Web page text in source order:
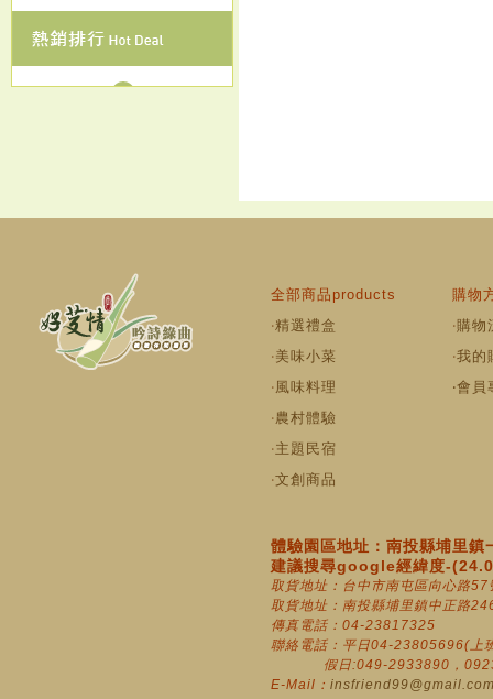
創意造紙
全部商品products
購物
‧精選禮盒
‧美味小菜
‧風味料理
‧農村體驗
‧主題民宿
‧文創商品
‧購物
‧我的
‧會員
體驗園區地址：南投縣埔里
建議搜尋google經緯度-
取貨地址：台中市南屯區向心路57
取貨地址：南投縣埔里鎮中正路
傳真電話：04-23817325
聯絡電話：平日04-23805696(
假日:049-2933890，0923-
E-Mail：